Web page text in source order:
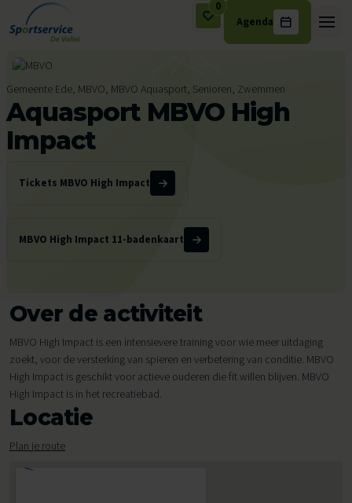
Ga naar de inhoud
0
Agenda
Gemeente Ede, MBVO, MBVO Aquasport, Senioren, Zwemmen
Aquasport MBVO High
Impact
Tickets MBVO High Impact
MBVO High Impact 11-badenkaart
Over de activiteit
MBVO High Impact is een intensievere training voor wie meer uitdaging
zoekt, voor de versterking van spieren en verbetering van conditie. MBVO
High Impact is geschikt voor actieve ouderen die fit willen blijven. MBVO
High Impact is in het recreatiebad.
Locatie
Plan je route